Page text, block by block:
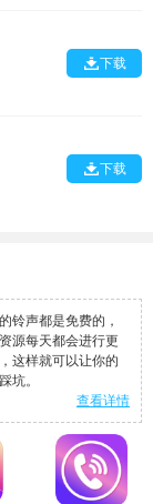
下载
下载
铃声都是免费的，
源每天都会进行更
这样就可以让你的
坑。
查看详情